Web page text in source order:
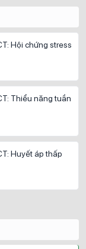
Hội chứng stress
Thiểu năng tuần
Huyết áp thấp